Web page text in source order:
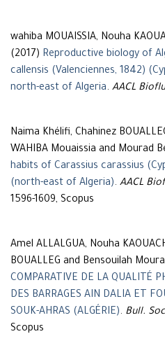
wahiba MOUAISSIA, Nouha
(2017) Reproductive biology of
callensis (Valenciennes, 1842)
north-east of Algeria. AACL
Naima Khélifi, Chahinez
WAHIBA Mouaissia and Mourad
habits of Carassius carassius
(north-east of Algeria). AACL
1596-1609, Scopus
Amel ALLALGUA, Nouha
BOUALLEG and Bensouilah
COMPARATIVE DE LA QUALITÉ
DES BARRAGES AIN DALIA ET
SOUK-AHRAS (ALGÉRIE). Bull.
Scopus